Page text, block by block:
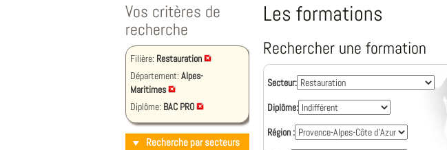
Vos critères de
recherche
Filière: Restauration
Département: Alpes-
Maritimes
Diplôme: BAC PRO
Recherche par secteurs
Les formations
Rechercher une formation
Secteur:
Diplôme:
Région :